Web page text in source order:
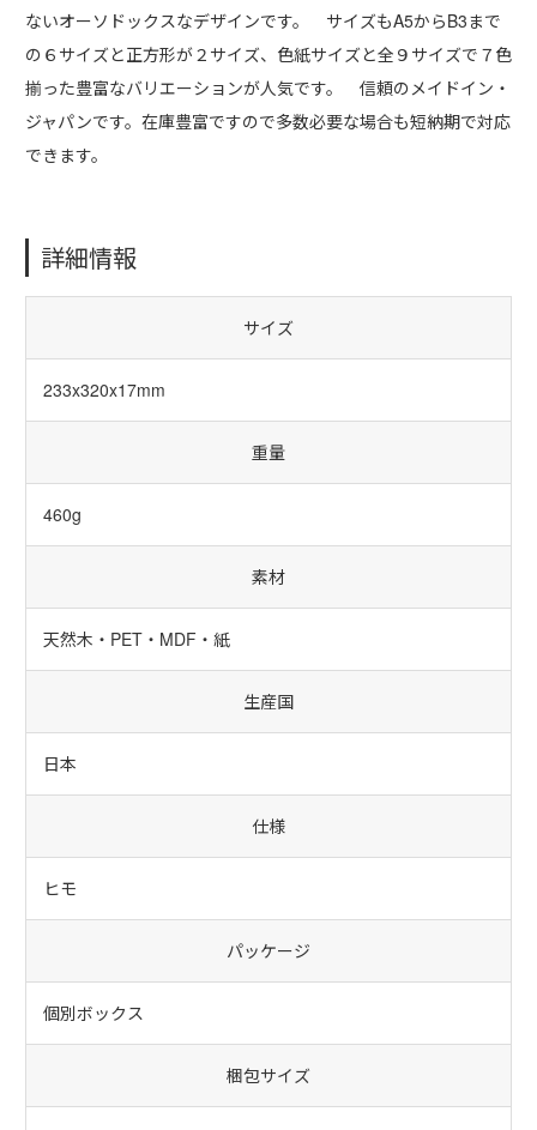
ないオーソドックスなデザインです。 サイズもA5からB3まで
の６サイズと正方形が２サイズ、色紙サイズと全９サイズで７色
揃った豊富なバリエーションが人気です。 信頼のメイドイン・
ジャパンです。在庫豊富ですので多数必要な場合も短納期で対応
できます。
詳細情報
サイズ
233x320x17mm
重量
460g
素材
天然木・PET・MDF・紙
生産国
日本
仕様
ヒモ
パッケージ
個別ボックス
梱包サイズ